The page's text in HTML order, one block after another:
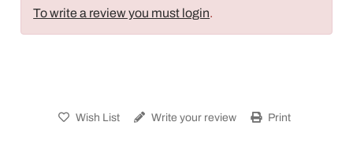
To write a review you must login.
Wish List Write your review Print